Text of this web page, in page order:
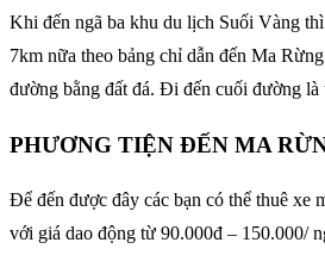
Khi đến ngã ba khu du lịch Suối Vàng
7km nữa theo bảng chỉ dẫn đến Ma
đường bằng đất đá. Đi đến cuối đường là
PHƯƠNG TIỆN ĐẾN MA
Để đến được đây các bạn có thể thuê xe
với giá dao động từ 90.000đ – 150.000/